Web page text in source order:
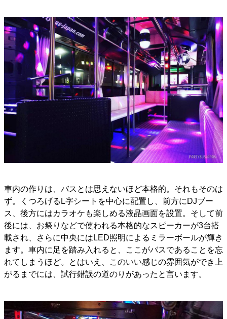
車内の作りは、バスとは思えないほど本格的。それもそのは
ず。くつろげるL字シートを中心に配置し、前方にDJブー
ス、後方にはカラオケも楽しめる液晶画面を設置。そして前
後には、お祭りなどで使われる本格的なスピーカーが3台搭
載され、さらに中央にはLED照明によるミラーボールが輝き
ます。車内に足を踏み入れると、ここがバスであることを忘
れてしまうほど。とはいえ、このいい感じの雰囲気ができ上
がるまでには、試行錯誤の道のりがあったと言います。